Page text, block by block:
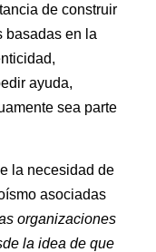
de construir
basadas en la
ayuda,
sea parte
la necesidad de
asociadas
organizaciones
la idea de que